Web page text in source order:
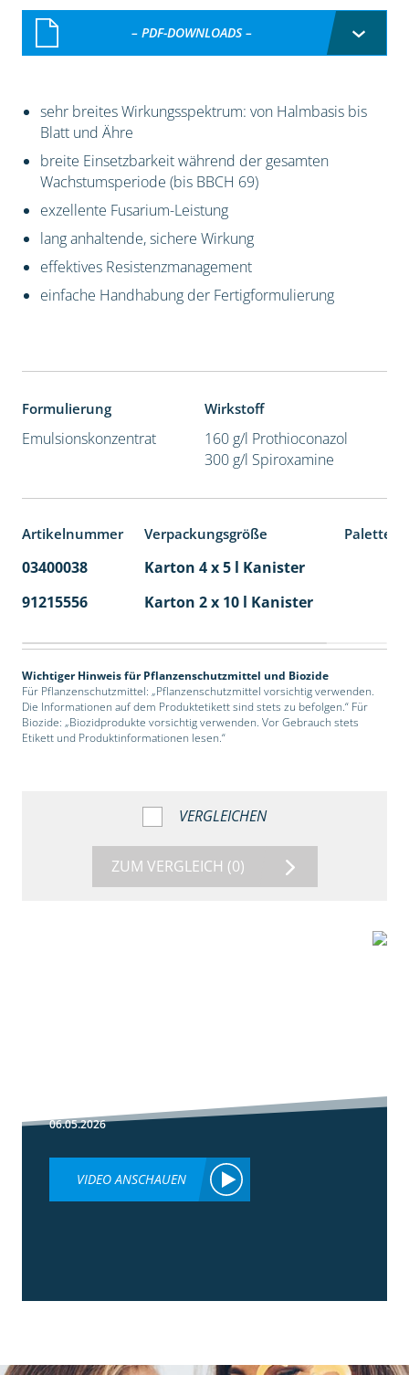
– PDF-DOWNLOADS –
sehr breites Wirkungsspektrum: von Halmbasis bis
Blatt und Ähre
breite Einsetzbarkeit während der gesamten
Wachstumsperiode (bis BBCH 69)
exzellente Fusarium-Leistung
lang anhaltende, sichere Wirkung
effektives Resistenzmanagement
einfache Handhabung der Fertigformulierung
Formulierung
Emulsionskonzentrat
Wirkstoff
160 g/l Prothioconazol
300 g/l Spiroxamine
Artikelnummer Verpackungsgröße
03400038 Karton 4 x 5 l Kanister
91215556
Karton 2 x 10 l Kanister
Wichtiger Hinweis für Pflanzenschutzmittel und Biozide
Für Pflanzenschutzmittel: „Pflanzenschutzmittel vorsichtig verwenden.
Die Informationen auf dem Produktetikett sind stets zu befolgen.“ Für
Biozide: „Biozidprodukte vorsichtig verwenden. Vor Gebrauch stets
Etikett und Produktinformationen lesen.“
VERGLEICHEN
ZUM VERGLEICH (0)
06.05.2026
VIDEO ANSCHAUEN